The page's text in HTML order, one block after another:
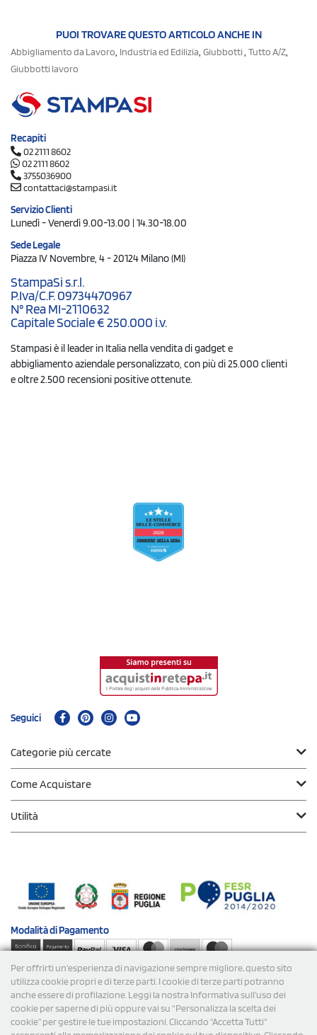
Per offrirti un'esperienza di navigazione sempre migliore, questo sito
utilizza cookie propri e di terze parti. I cookie di terze parti potranno
anche essere di profilazione. Leggi la nostra Informativa sull’uso dei
cookie per saperne di più oppure vai su “Personalizza la scelta dei
cookie” per gestire le tue impostazioni. Cliccando "Accetta Tutti"
PUOI TROVARE QUESTO ARTICOLO ANCHE IN
Abbigliamento da Lavoro Industria ed Edilizia Giubbotti Tutto A/Z
Giubbotti lavoro
Recapiti
02 2111 8602
02 2111 8602
3755036900
contattaci@stampasi.it
Servizio Clienti
Lunedì - Venerdì 9.00-13.00 | 14.30-18.00
Sede Legale
Piazza IV Novembre, 4 - 20124 Milano (MI)
StampaSi s.r.l.
P.Iva/C.F. 09734470967
N° Rea MI-2110632
Capitale Sociale € 250.000 i.v.
Stampasi è il leader in Italia nella vendita di gadget e
abbigliamento aziendale personalizzato, con più di 25.000 clienti
e oltre 2.500 recensioni positive ottenute.
Seguici
Categorie più cercate
Come Acquistare
Utilità
Modalità diPagamento
Spedizioni